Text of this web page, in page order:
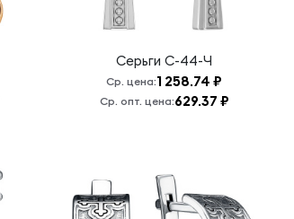
Серьги С-44-Ч
Ср. цена:1 258.74 ₽
Ср. опт. цена:629.37 ₽